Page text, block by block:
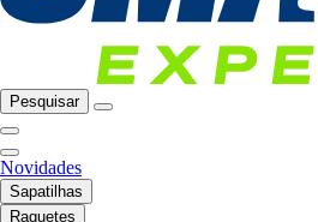
Pesquisar
Novidades
Sapatilhas
Raquetes